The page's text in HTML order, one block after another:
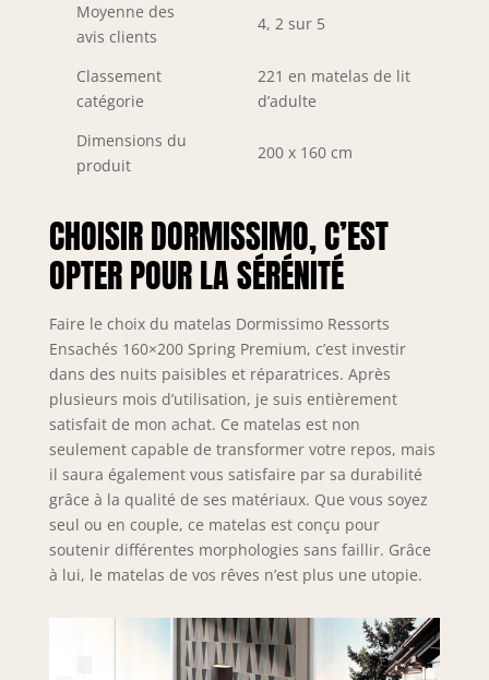
Moyenne des
avis clients
4, 2 sur 5
Classement
catégorie
221 en matelas de lit
d’adulte
Dimensions du
produit
200 x 160 cm
CHOISIR DORMISSIMO, C’EST
OPTER POUR LA SÉRÉNITÉ
Faire le choix du matelas Dormissimo Ressorts
Ensachés 160×200 Spring Premium, c’est investir
dans des nuits paisibles et réparatrices. Après
plusieurs mois d’utilisation, je suis entièrement
satisfait de mon achat. Ce matelas est non
seulement capable de transformer votre repos, mais
il saura également vous satisfaire par sa durabilité
grâce à la qualité de ses matériaux. Que vous soyez
seul ou en couple, ce matelas est conçu pour
soutenir différentes morphologies sans faillir. Grâce
à lui, le matelas de vos rêves n’est plus une utopie.